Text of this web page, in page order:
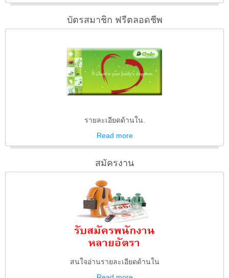
บัตรสมาชิก ฟรีตลอดชีพ
รายละเอียดด้านใน.
Read more
สมัครงาน
สนใจอ่านรายละเอียดด้านใน